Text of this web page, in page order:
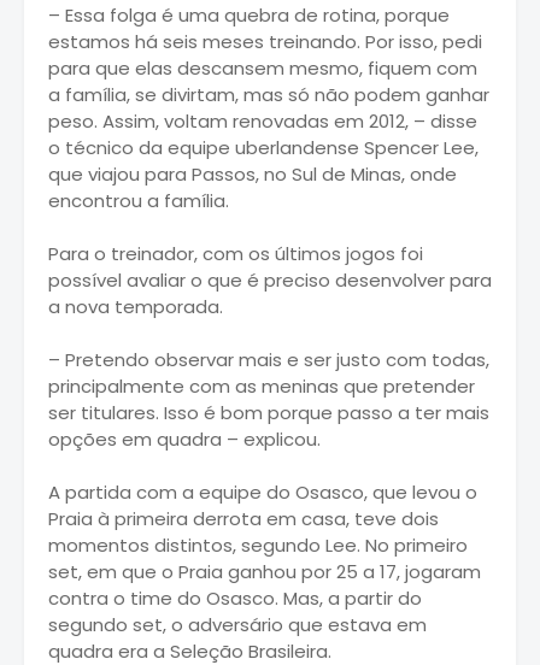
– Essa folga é uma quebra de rotina, porque
estamos há seis meses treinando. Por isso, pedi
para que elas descansem mesmo, fiquem com
a família, se divirtam, mas só não podem ganhar
peso. Assim, voltam renovadas em 2012, – disse
o técnico da equipe uberlandense Spencer Lee,
que viajou para Passos, no Sul de Minas, onde
encontrou a família.
Para o treinador, com os últimos jogos foi
possível avaliar o que é preciso desenvolver para
a nova temporada.
– Pretendo observar mais e ser justo com todas,
principalmente com as meninas que pretender
ser titulares. Isso é bom porque passo a ter mais
opções em quadra – explicou.
A partida com a equipe do Osasco, que levou o
Praia à primeira derrota em casa, teve dois
momentos distintos, segundo Lee. No primeiro
set, em que o Praia ganhou por 25 a 17, jogaram
contra o time do Osasco. Mas, a partir do
segundo set, o adversário que estava em
quadra era a Seleção Brasileira.